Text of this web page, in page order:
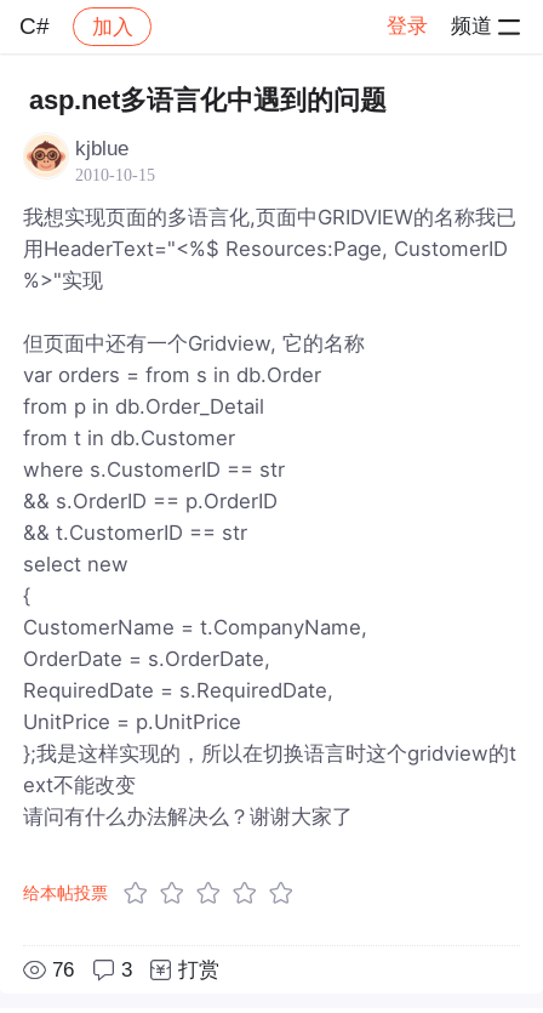
C# 加入 登录 频道
C# 帖子详情
asp.net多语言化中遇到的问题
kjblue
2010-10-15
我想实现页面的多语言化,页面中GRIDVIEW的名称我已
用HeaderText="<%$ Resources:Page, CustomerID
%>"实现
但页面中还有一个Gridview, 它的名称
var orders = from s in db.Order
from p in db.Order_Detail
from t in db.Customer
where s.CustomerID == str
&& s.OrderID == p.OrderID
&& t.CustomerID == str
select new
{
CustomerName = t.CompanyName,
OrderDate = s.OrderDate,
RequiredDate = s.RequiredDate,
UnitPrice = p.UnitPrice
};我是这样实现的，所以在切换语言时这个gridview的t
ext不能改变
请问有什么办法解决么？谢谢大家了
给本帖投票
76 3 打赏